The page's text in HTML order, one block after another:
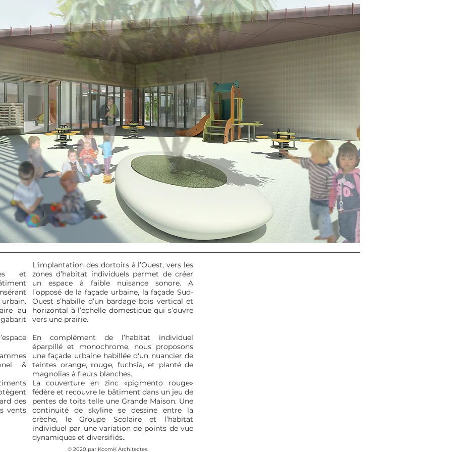
et
au
&
des
vents
L'implantation des dortoirs à l’Ouest, vers les
zones d’habitat individuels permet de créer
un espace à faible nuisance sonore. A
l’opposé de la façade urbaine, la façade Sud-
Ouest s’habille d’un bardage bois vertical et
horizontal à l’échelle domestique qui s’ouvre
vers une prairie.
En complément de l’habitat individuel
éparpillé et monochrome, nous proposons
une façade urbaine habillée d'un nuancier de
teintes orange, rouge, fuchsia, et planté de
magnolias à fleurs blanches.
La couverture en zinc «pigmento rouge»
fédère et recouvre le bâtiment dans un jeu de
pentes de toits telle une Grande Maison. Une
continuité de skyline se dessine entre la
crèche, le Groupe Scolaire et l’habitat
individuel par une variation de points de vue
dynamiques et diversifiés..
© 2020 par KcomK Architectes.